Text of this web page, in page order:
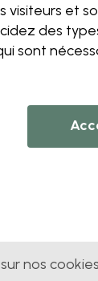
visiteurs et
des
sont
nos cookies